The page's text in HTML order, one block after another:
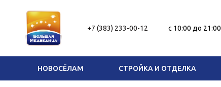
+7 (383) 233-00-12 c 10:00 до 21:00
НОВОСЁЛАМ СТРОЙКА И ОТДЕЛКА